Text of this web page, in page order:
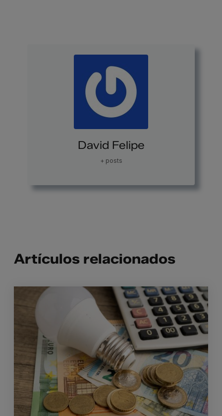
David Felipe
+ posts
Artículos relacionados